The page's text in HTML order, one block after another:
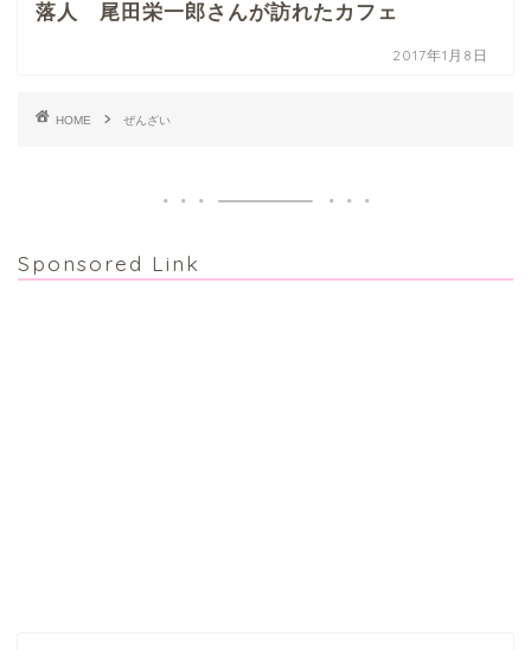
落人 尾田栄一郎さんが訪れたカフェ
2017年1月8日
HOME ぜんざい
Sponsored Link